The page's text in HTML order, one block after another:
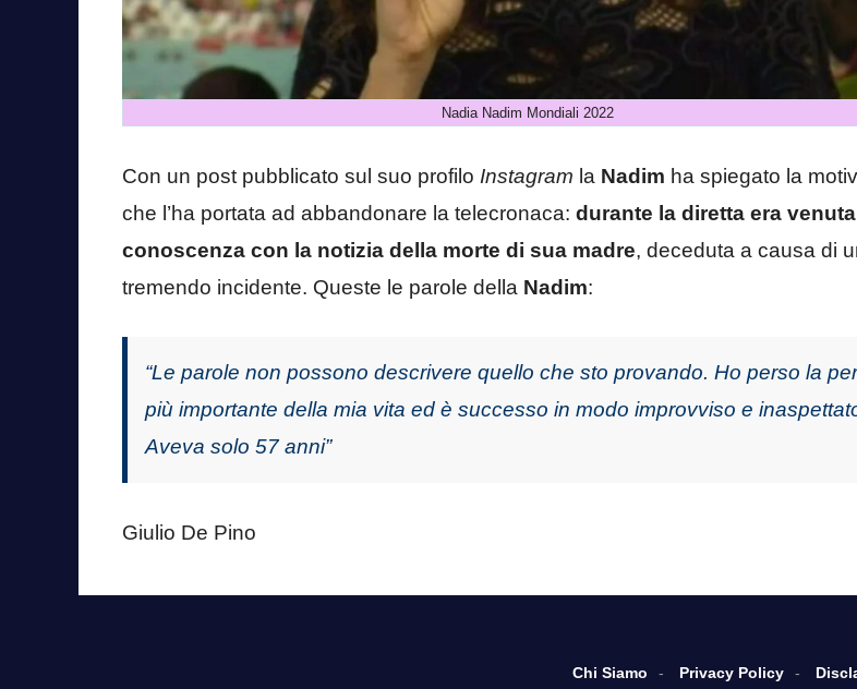
Nadia Nadim Mondiali 2022
Con un post pubblicato sul suo profilo Instagram la Nadim ha spiegato la
che l’ha portata ad abbandonare la telecronaca: durante la diretta era
conoscenza con la notizia della morte di sua madre, deceduta a causa di
tremendo incidente. Queste le parole della Nadim:
“Le parole non possono descrivere quello che sto provando. Ho perso la
più importante della mia vita ed è successo in modo improvviso e
Aveva solo 57 anni”
Giulio De Pino
Chi Siamo Privacy Policy